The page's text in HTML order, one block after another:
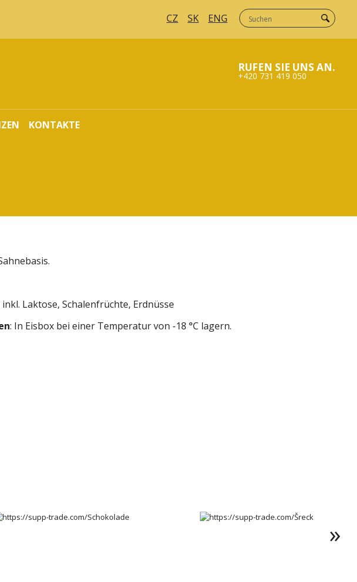
CZ SK ENG
RUFEN SIE UNS AN.
+420 731 419 050
KONTAKTE
inkl. Laktose, Schalenfrüchte, Erdnüsse
: In Eisbox bei einer Temperatur von -18 °C lagern.